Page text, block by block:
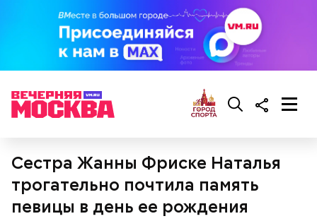
Сестра Жанны Фриске Наталья
трогательно почтила память
певицы в день ее рождения
предостерегла Соломатина.